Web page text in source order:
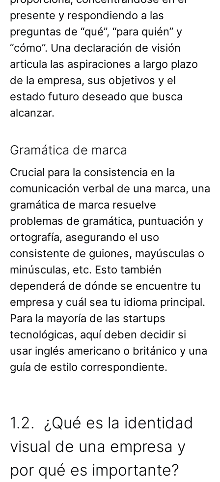
presente y respondiendo a las
preguntas de “qué”, “para quién” y
“cómo”. Una declaración de visión
articula las aspiraciones a largo plazo
de la empresa, sus objetivos y el
estado futuro deseado que busca
alcanzar.
Gramática de marca
Crucial para la consistencia en la
comunicación verbal de una marca, una
gramática de marca resuelve
problemas de gramática, puntuación y
ortografía, asegurando el uso
consistente de guiones, mayúsculas o
minúsculas, etc. Esto también
dependerá de dónde se encuentre tu
empresa y cuál sea tu idioma principal.
Para la mayoría de las startups
tecnológicas, aquí deben decidir si
usar inglés americano o británico y una
guía de estilo correspondiente.
1.2. ¿Qué es la identidad
visual de una empresa y
por qué es importante?